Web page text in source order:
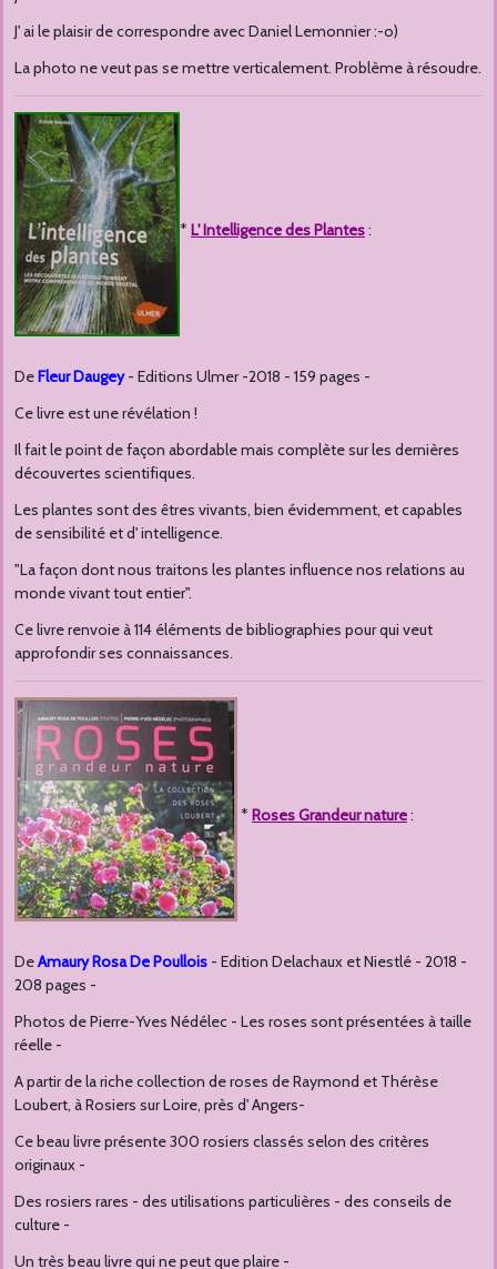
J' ai le plaisir de correspondre avec Daniel Lemonnier :-o)
La photo ne veut pas se mettre verticalement. Problème à résoudre.
* L' Intelligence des Plantes:
DeFleur Daugey- Editions Ulmer -2018 - 159 pages -
Ce livre est une révélation !
Il fait le point de façon abordable mais complète sur les dernières
découvertes scientifiques.
Les plantes sont des êtres vivants, bien évidemment, et capables
de sensibilité et d' intelligence.
"La façon dont nous traitons les plantes influence nos relations au
monde vivant tout entier".
Ce livre renvoie à 114 éléments de bibliographies pour qui veut
approfondir ses connaissances.
* Roses Grandeur nature:
DeAmaury Rosa De Poullois - Edition Delachaux et Niestlé - 2018 -
208 pages -
Photos de Pierre-Yves Nédélec - Les roses sont présentées à taille
réelle -
A partir de la riche collection de roses de Raymond et Thérèse
Loubert, à Rosiers sur Loire, près d' Angers-
Ce beau livre présente 300 rosiers classés selon des critères
originaux -
Des rosiers rares - des utilisations particulières - des conseils de
culture -
Un très beau livre qui ne peut que plaire -